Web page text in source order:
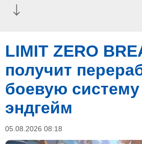
LIMIT ZERO
получит
боевую
эндгейм
05.08.2026 08:18